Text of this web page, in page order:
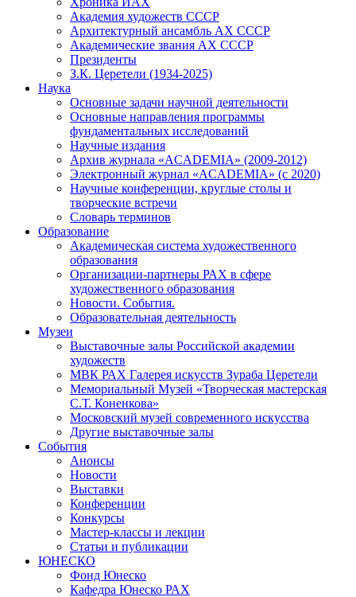
Академия художеств СССР
Архитектурный ансамбль АХ СССР
Академические звания АХ СССР
Президенты
З.К. Церетели (1934-2025)
Наука
Основные задачи научной деятельности
Основные направления программы
фундаментальных исследований
Научные издания
Архив журнала «ACADEMIA» (2009-2012)
Электронный журнал «ACADEMIA» (с 2020)
Научные конференции, круглые столы и
творческие встречи
Словарь терминов
Образование
Академическая система художественного
образования
Организации-партнеры РАХ в сфере
художественного образования
Новости. События.
Образовательная деятельность
Музеи
Выставочные залы Российской академии
художеств
МВК РАХ Галерея искусств Зураба Церетели
Мемориальный Музей «Творческая мастерская
С.Т. Коненкова»
Московский музей современного искусства
Другие выставочные залы
События
Анонсы
Новости
Выставки
Конференции
Конкурсы
Мастер-классы и лекции
Статьи и публикации
ЮНЕСКО
Фонд Юнеско
Кафедра Юнеско РАХ